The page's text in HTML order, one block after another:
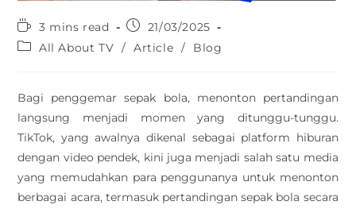
3 mins read
21/03/2025
All About TV / Article / Blog
Bagi penggemar sepak bola, menonton pertandingan
langsung menjadi momen yang ditunggu-tunggu.
TikTok, yang awalnya dikenal sebagai platform hiburan
dengan video pendek, kini juga menjadi salah satu media
yang memudahkan para penggunanya untuk menonton
berbagai acara, termasuk pertandingan sepak bola secara